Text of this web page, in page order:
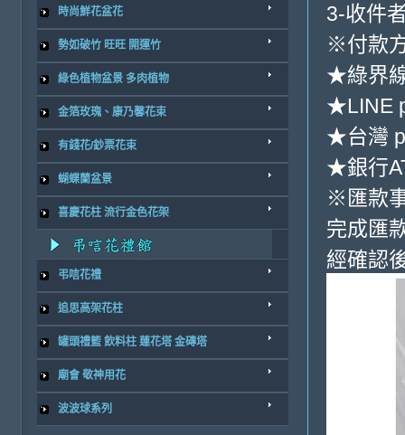
時尚鮮花盆花
勢如破竹 旺旺 開運竹
綠色植物盆景 多肉植物
金箔玫瑰、康乃馨花束
有錢花/鈔票花束
蝴蝶蘭盆景
喜慶花柱 流行金色花架
弔唁花禮
追思高架花柱
罐頭禮籃 飲料柱 蓮花塔 金磚塔
廟會 敬神用花
波波球系列
3-收件
※付款
★綠界
★LINE
★台灣
★銀行
※匯款
完成匯
經確認